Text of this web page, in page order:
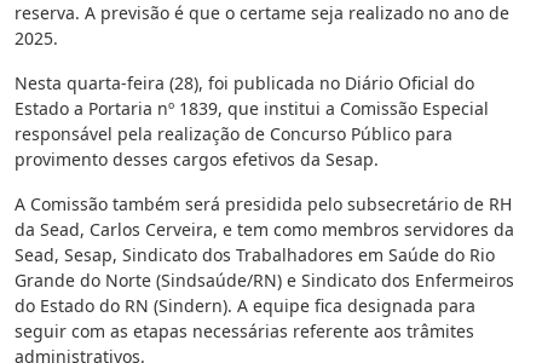
reserva. A previsão é que o certame seja realizado no ano de
2025.
Nesta quarta-feira (28), foi publicada no Diário Oficial do
Estado a Portaria nº 1839, que institui a Comissão Especial
responsável pela realização de Concurso Público para
provimento desses cargos efetivos da Sesap.
A Comissão também será presidida pelo subsecretário de RH
da Sead, Carlos Cerveira, e tem como membros servidores da
Sead, Sesap, Sindicato dos Trabalhadores em Saúde do Rio
Grande do Norte (Sindsaúde/RN) e Sindicato dos Enfermeiros
do Estado do RN (Sindern). A equipe fica designada para
seguir com as etapas necessárias referente aos trâmites
administrativos.